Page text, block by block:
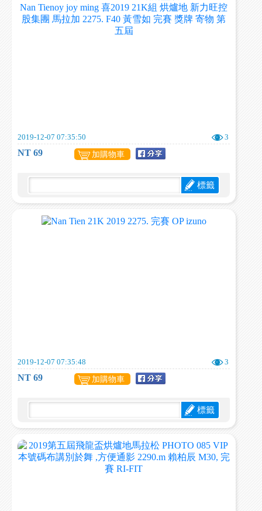
2019-12-07 07:35:50 3
NT 69 加購物車
標籤
2019-12-07 07:35:48 3
NT 69 加購物車
標籤